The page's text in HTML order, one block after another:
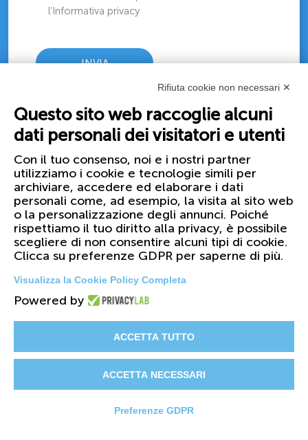
l’Informativa privacy
Certificazioni
Privacy & Cookie Policy
Rifiuta cookie non necessari ✕
Questo sito web raccoglie alcuni
dati personali dei visitatori e utenti
Con il tuo consenso, noi e i nostri partner
utilizziamo i cookie e tecnologie simili per
archiviare, accedere ed elaborare i dati
personali come, ad esempio, la visita al sito web
o la personalizzazione degli annunci. Poiché
rispettiamo il tuo diritto alla privacy, è possibile
scegliere di non consentire alcuni tipi di cookie.
Clicca su preferenze GDPR per saperne di più.
Visualizza la Cookie Policy Completa
Powered by
ACCETTA TUTTO
ACCETTA NECESSARI
Preferenze GDPR